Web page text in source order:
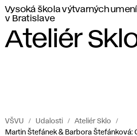
Vysoká škola výtvarných umení
v Bratislave
Ateliér
VŠVU Udalosti
Ateliér Sklo
Martin Štefánek & Barbora Štefánková: